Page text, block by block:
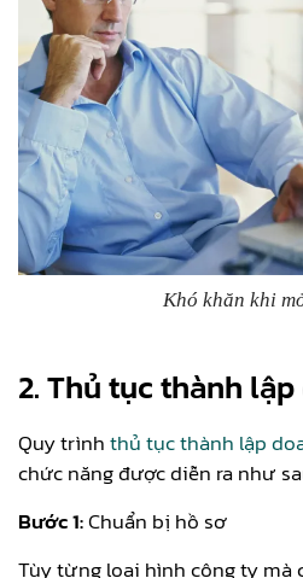
Khó khăn khi
2. Thủ tục thành
Quy trìnhthủ tục thành lập
chức năng được diễn ra như
Bước 1:Chuẩn bị hồ sơ
Tùy từng loại hình công ty mà